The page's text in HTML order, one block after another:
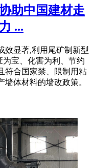
助中国建材走
...
效显著,利用尾矿制新型
宝、化害为利、节约
符合国家禁、限制用粘
体材料的墙改政策。